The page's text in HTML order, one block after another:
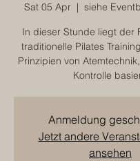
Sat 05 Apr
  |
siehe
In dieser Stunde liegt der
traditionelle Pilates
Prinzipien von
Kontrolle
Anmeldung
Jetzt andere
ansehen